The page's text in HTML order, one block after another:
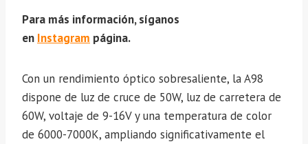
Para más información, síganos
en Instagram página.
Con un rendimiento óptico sobresaliente, la A98
dispone de luz de cruce de 50W, luz de carretera de
60W, voltaje de 9-16V y una temperatura de color
de 6000-7000K, ampliando significativamente el